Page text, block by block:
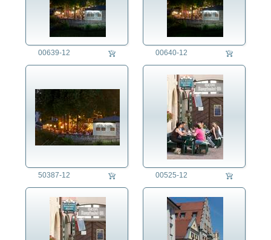
00639-12 00640-12
50387-12 00525-12